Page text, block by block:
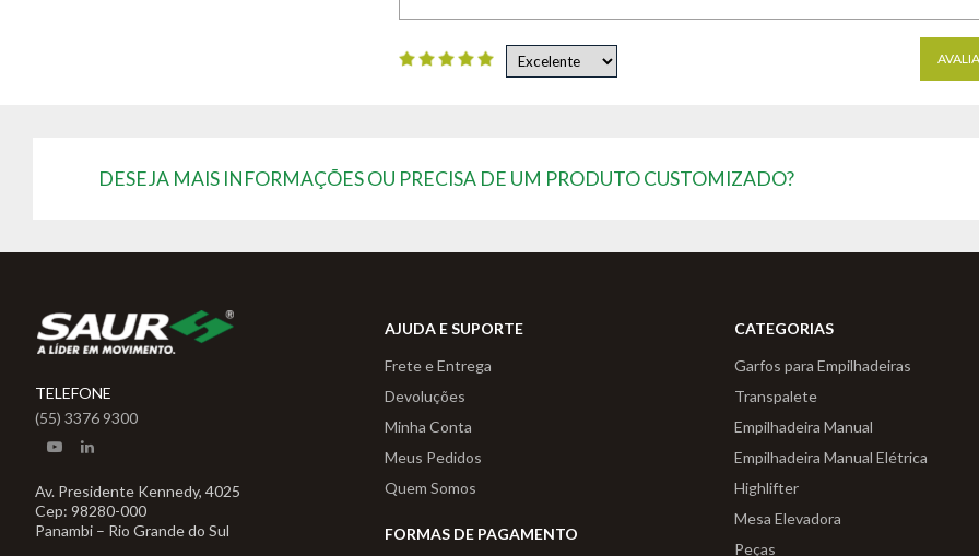
DESEJA MAIS INFORMAÇÕES OU PRECISA DE UM PRODUTO CUSTOMIZADO?
TELEFONE
(55) 3376 9300
Av. Presidente Kennedy, 4025
Cep: 98280-000
Panambi – Rio Grande do Sul
AJUDA E SUPORTE
Frete e Entrega
Devoluções
Minha Conta
Meus Pedidos
Quem Somos
FORMAS DE PAGAMENTO
CATEGORIAS
Garfos para Empilhadeiras
Transpalete
Empilhadeira Manual
Empilhadeira Manual Elétrica
Highlifter
Mesa Elevadora
Peças